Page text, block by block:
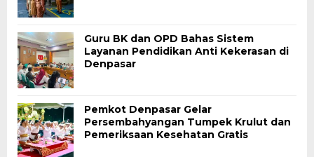
Guru BK dan OPD Bahas Sistem
Layanan Pendidikan Anti Kekerasan di
Denpasar
Pemkot Denpasar Gelar
Persembahyangan Tumpek Krulut dan
Pemeriksaan Kesehatan Gratis